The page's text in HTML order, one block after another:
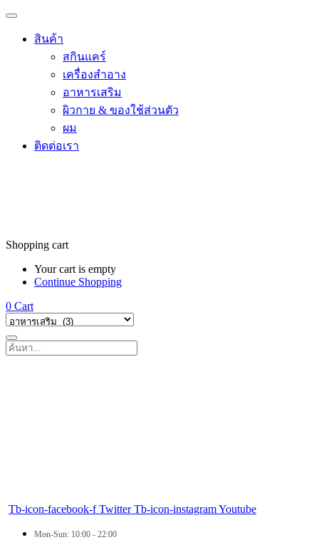
สินค้า
สกินแคร์
เครื่องสำอาง
อาหารเสริม
ผิวกาย & ของใช้ส่วนตัว
ผม
ติดต่อเรา
Shopping cart
Your cart is empty
Continue Shopping
0 Cart
Tb-icon-facebook-f Twitter Tb-icon-instagramYoutube
Mon-Sun: 10:00 - 22:00